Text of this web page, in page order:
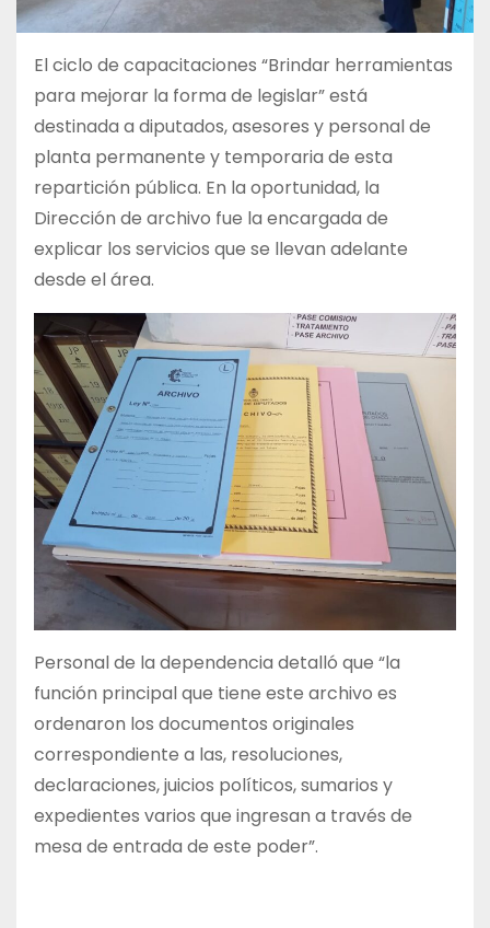
El ciclo de capacitaciones “Brindar herramientas
para mejorar la forma de legislar” está
destinada a diputados, asesores y personal de
planta permanente y temporaria de esta
repartición pública. En la oportunidad, la
Dirección de archivo fue la encargada de
explicar los servicios que se llevan adelante
desde el área.
Personal de la dependencia detalló que “la
función principal que tiene este archivo es
ordenaron los documentos originales
correspondiente a las, resoluciones,
declaraciones, juicios políticos, sumarios y
expedientes varios que ingresan a través de
mesa de entrada de este poder”.